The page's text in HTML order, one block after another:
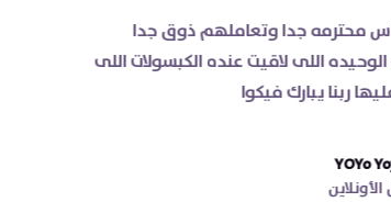
شكرا جدا ناس محترمه جدا وتعاملهم ذوق جدا
والصيدلية الوحيده اللى لاقيت عنده الكبسولات اللى
كنت بدور عليها ربنا يبارك فيكوا
Y
YOYo Yoyonr
عميل الأونلاين